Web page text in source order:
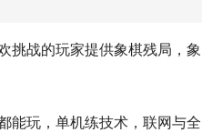
挑战的玩家提供象棋残局，象
能玩，单机练技术，联网与全